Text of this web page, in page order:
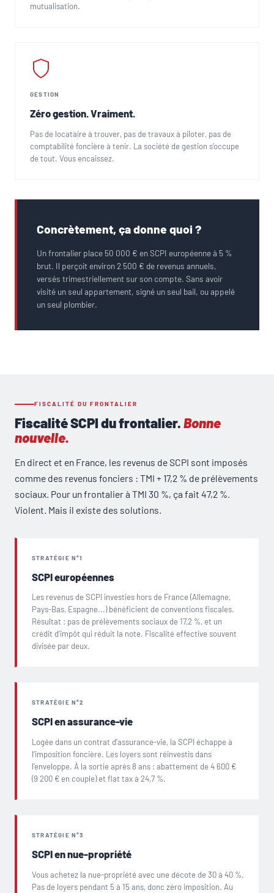
mutualisation.
GESTION
Zéro gestion. Vraiment.
Pas de locataire à trouver, pas de travaux à piloter, pas de
comptabilité foncière à tenir. La société de gestion s’occupe
de tout. Vous encaissez.
Concrètement, ça donne quoi ?
Un frontalier place 50 000 € en SCPI européenne à 5 %
brut. Il perçoit environ 2 500 € de revenus annuels,
versés trimestriellement sur son compte. Sans avoir
visité un seul appartement, signé un seul bail, ou appelé
un seul plombier.
FISCALITÉ DU FRONTALIER
Fiscalité SCPI du frontalier.Bonne
nouvelle.
En direct et en France, les revenus de SCPI sont imposés
comme des revenus fonciers : TMI + 17,2 % de prélèvements
sociaux. Pour un frontalier à TMI 30 %, ça fait 47,2 %.
Violent. Mais il existe des solutions.
STRATÉGIE N°1
SCPI européennes
Les revenus de SCPI investies hors de France (Allemagne,
Pays-Bas, Espagne...) bénéficient de conventions fiscales.
Résultat : pas de prélèvements sociaux de 17,2 %, et un
crédit d’impôt qui réduit la note. Fiscalité effective souvent
divisée par deux.
STRATÉGIE N°2
SCPI en assurance-vie
Logée dans un contrat d’assurance-vie, la SCPI échappe à
l’imposition foncière. Les loyers sont réinvestis dans
l’enveloppe. À la sortie après 8 ans : abattement de 4 600 €
(9 200 € en couple) et flat tax à 24,7 %.
STRATÉGIE N°3
SCPI en nue-propriété
Vous achetez la nue-propriété avec une décote de 30 à 40 %.
Pas de loyers pendant 5 à 15 ans, donc zéro imposition. Au